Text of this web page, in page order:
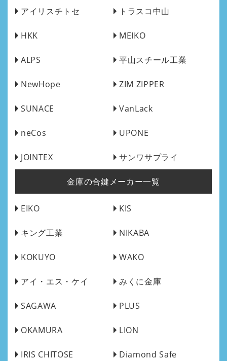
アイリスチトセ トラスコ中山
HKK MEIKO
ALPS 平山スチール工業
NewHope ZIM ZIPPER
SUNACE VanLack
neCos UPONE
JOINTEX サンワサプライ
金庫の合鍵メーカー一覧
EIKO KIS
キング工業 NIKABA
KOKUYO WAKO
アイ・エス・ケイ みくに金庫
SAGAWA PLUS
OKAMURA LION
IRIS CHITOSE Diamond Safe